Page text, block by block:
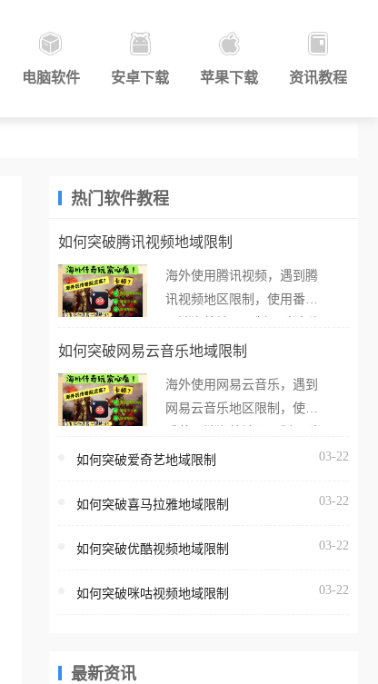
电脑软件 安卓下载 苹果下载 资讯教程
热门软件教程
如何突破腾讯视频地域限制
海外使用腾讯视频，遇到腾
讯视频地区限制，使用番茄
外打开腾讯视频，却突然弹
地区无法播放”的提示语。
海外用户如香港、澳门、台
亚、欧洲等国家和地区时，
台一样，出现地区及版权限
地区播放。 遇到这个问题的
如何突破网易云音乐地域限制
海外使用网易云音乐，遇到
网易云音乐地区限制，使用
在海外打开网易云音乐，却
所在的地区无法播放”的提示
门、台湾、美国、加拿大、
区时，网易云音乐也会像其
如何突破爱奇艺地域限制 03-22
如何突破喜马拉雅地域限制 03-22
如何突破优酷视频地域限制 03-22
如何突破咪咕视频地域限制 03-22
最新资讯